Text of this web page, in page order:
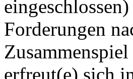
Forderungen
erfreut(e) sich